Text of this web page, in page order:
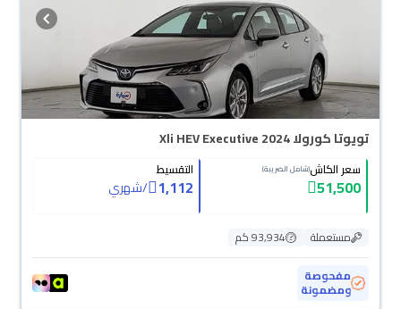
تويوتا كورولا Xli HEV Executive 2024
سعر الكاش(شامل الضريبة)
51,500
التقسيط
1,112
/شهري
مستعملة
93,934 كم
مفحوصة
ومضمونة